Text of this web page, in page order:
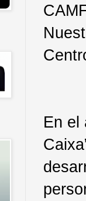
En el